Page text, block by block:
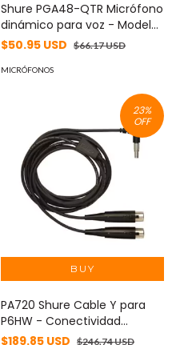
Shure PGA48-QTR Micrófono
dinámico para voz - Modelo
PGA48-QTR - Ideal para
vivo - Adecuado para salas y
$50.95 USD $66.17 USD
MICRÓFONOS
23%
OFF
PA720 Shure Cable Y para
P6HW - Conectividad
confiable y de calidad
$189.85 USD $246.74 USD